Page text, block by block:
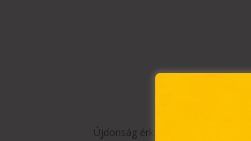
Újdonság érkezett a CCC